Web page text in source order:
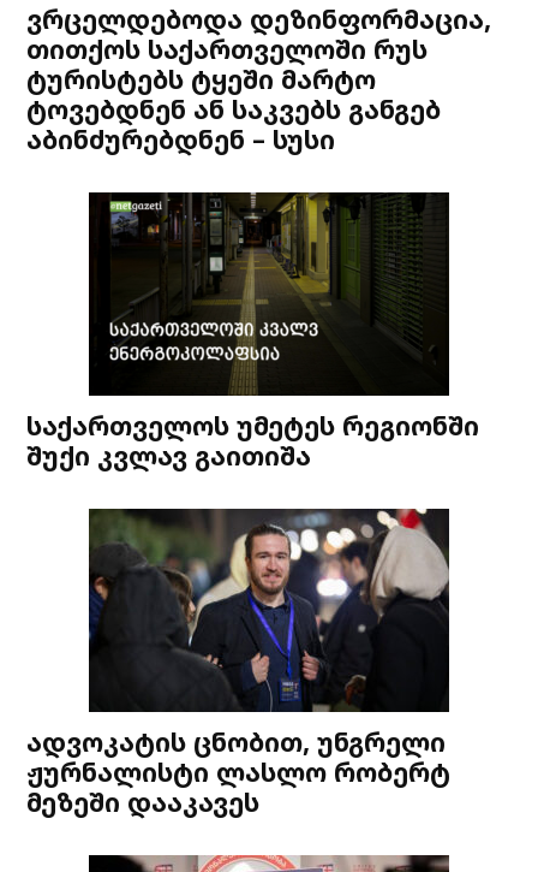
ვრცელდებოდა დეზინფორმაცია,
თითქოს საქართველოში რუს
ტურისტებს ტყეში მარტო
ტოვებდნენ ან საკვებს განგებ
აბინძურებდნენ – სუსი
საქართველოს უმეტეს რეგიონში
შუქი კვლავ გაითიშა
ადვოკატის ცნობით, უნგრელი
ჟურნალისტი ლასლო რობერტ
მეზეში დააკავეს